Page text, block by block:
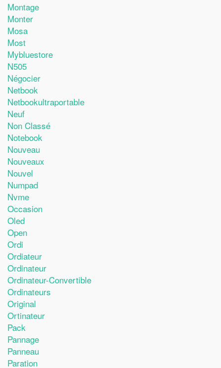
Montage
Monter
Mosa
Most
Mybluestore
N505
Négocier
Netbook
Netbookultraportable
Neuf
Non Classé
Notebook
Nouveau
Nouveaux
Nouvel
Numpad
Nvme
Occasion
Oled
Open
Ordi
Ordiateur
Ordinateur
Ordinateur-Convertible
Ordinateurs
Original
Ortinateur
Pack
Pannage
Panneau
Paration